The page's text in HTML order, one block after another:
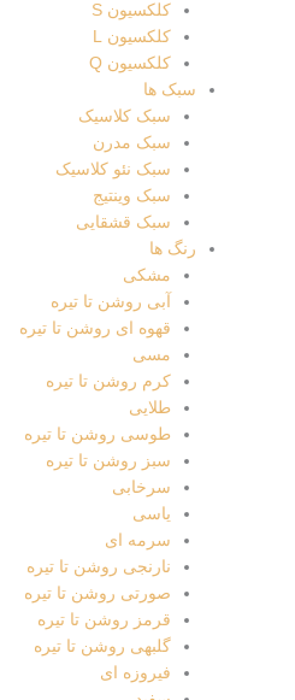
کلکسیون S
کلکسیون L
کلکسیون Q
سبک ها
سبک کلاسیک
سبک مدرن
سبک نئو کلاسیک
سبک وینتیج
سبک قشقایی
رنگ ها
مشکی
آبی روشن تا تیره
قهوه ای روشن تا تیره
مسی
کرم روشن تا تیره
طلایی
طوسی روشن تا تیره
سبز روشن تا تیره
سرخابی
یاسی
سرمه ای
نارنجی روشن تا تیره
صورتی روشن تا تیره
قرمز روشن تا تیره
گلبهی روشن تا تیره
فیروزه ای